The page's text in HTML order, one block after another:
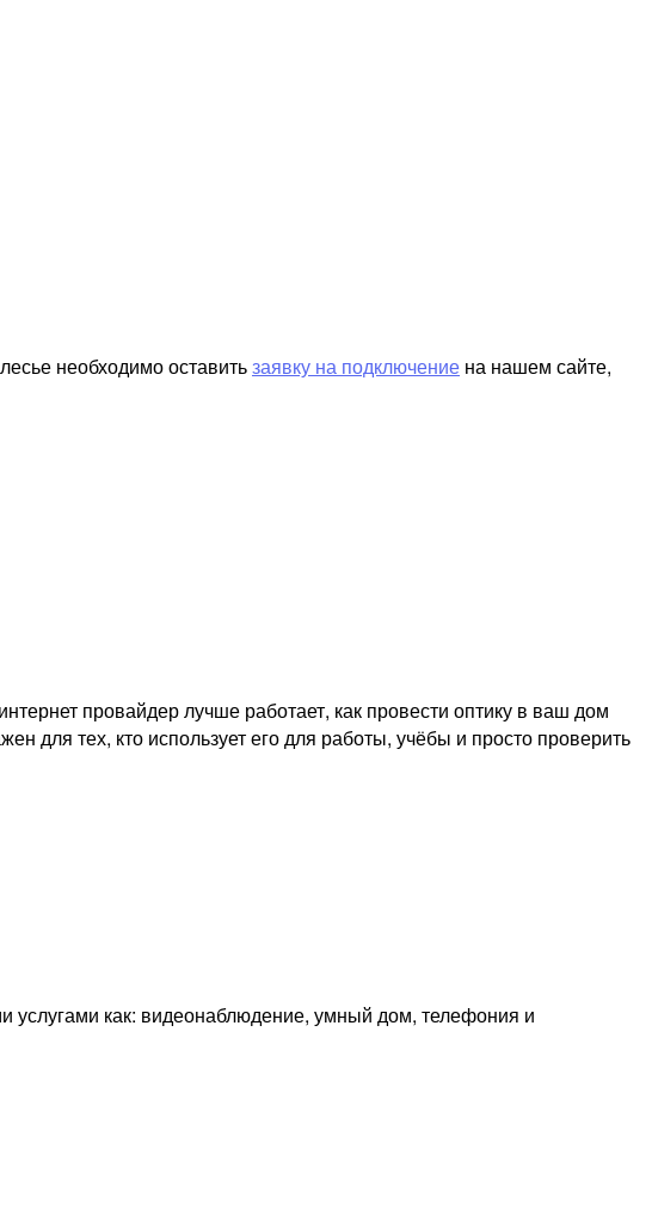
необходимо оставитьзаявку на подключение на нашем сайте,
провайдер лучше работает, как провести оптику в ваш дом
для тех, кто использует его для работы, учёбы и просто проверить
услугами как: видеонаблюдение, умный дом, телефония и